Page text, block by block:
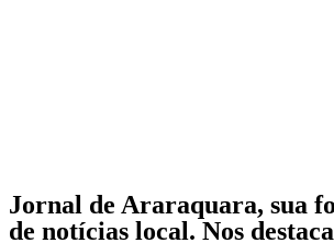
Jornal de Araraquara, sua
de notícias local. Nos